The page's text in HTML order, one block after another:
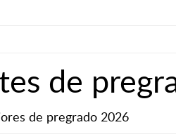
de
de pregrado 2026